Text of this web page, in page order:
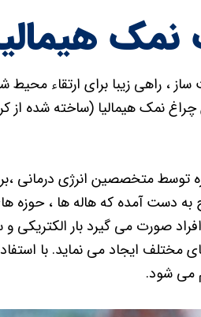
نمک
، راهی زیبا برای ارتقاء
توسط متخصصین انرژی درمانی
دست آمده که هاله ها ، حوزه
صورت می گیرد بار الکتریکی
مختلف ایجاد می نماید. با
می‌ شود.